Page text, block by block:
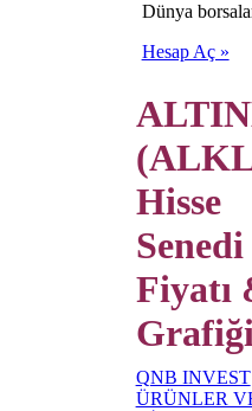
Dünya
Hesap Aç »
Hisse
Senedi
Fiyatı
Grafiği
QNB INVEST
ÜRÜNLER